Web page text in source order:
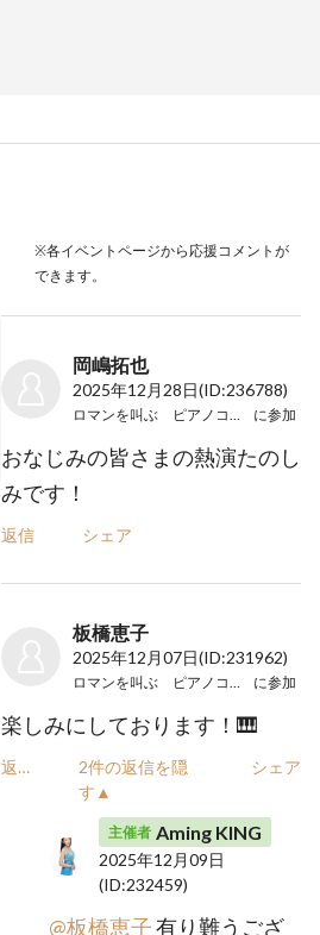
※各イベントページから応援コメントが
できます。
岡嶋拓也
2025年12月28日(ID:236788)
に参加
おなじみの皆さまの熱演たのし
みです！
返信 シェア
板橋恵子
2025年12月07日(ID:231962)
に参加
楽しみにしております！🎹
返信
2件の返信を隠
す▲
シェア
主催者 Aming KING
2025年12月09日
(ID:232459)
@板橋恵子有り難うござ